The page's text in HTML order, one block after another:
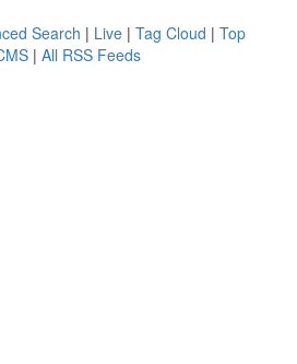
Search | Live | Tag Cloud | Top
| All RSS Feeds